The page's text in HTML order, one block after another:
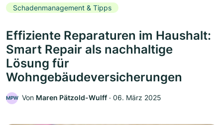
Schadenmanagement & Tipps
Effiziente Reparaturen im Haushalt:
Smart Repair als nachhaltige
Lösung für
Wohngebäudeversicherungen
MPW Von Maren Pätzold-Wulff ‧ 06. März 2025